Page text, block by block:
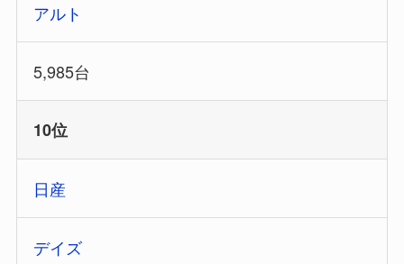
アルト
5,985台
10位
日産
デイズ